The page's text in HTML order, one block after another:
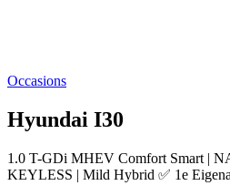
Occasions
Hyundai I30
1.0 T-GDi MHEV Comfort Smart |
KEYLESS | Mild Hybrid ✅ 1e